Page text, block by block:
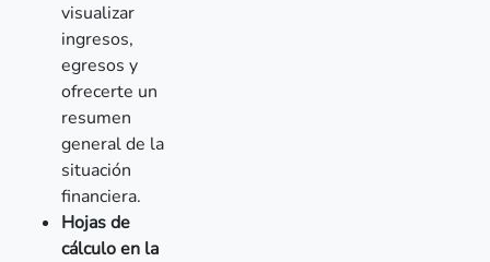
visualizar
ingresos,
egresos y
ofrecerte un
resumen
general de la
situación
financiera.
Hojas de
cálculo en la